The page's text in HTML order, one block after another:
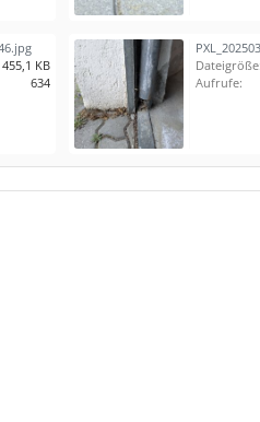
455,1 KB
634
Dateigröße:
Aufrufe: